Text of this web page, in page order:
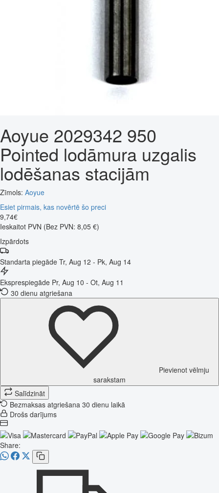
Aoyue 2029342 950
Pointed lodāmura uzgalis
lodēšanas stacijām
Zīmols: Aoyue
Esiet pirmais, kas novērtē šo preci
9,74€
Ieskaitot PVN (Bez PVN: 8,05 €)
Izpārdots
Standarta piegāde Tr, Aug 12 - Pk, Aug 14
Eksprespiegāde Pr, Aug 10 - Ot, Aug 11
30 dienu atgriešana
Pievienot vēlmju
sarakstam
Salīdzināt
Bezmaksas atgriešana 30 dienu laikā
Drošs darījums
Share: